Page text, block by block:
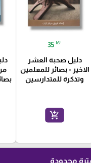
35 ₪
دليل صحبة العشر
الاخير - بصائر للمعلمين
وتذكرة للمتدارسين
add_shopping_cart
محدودة